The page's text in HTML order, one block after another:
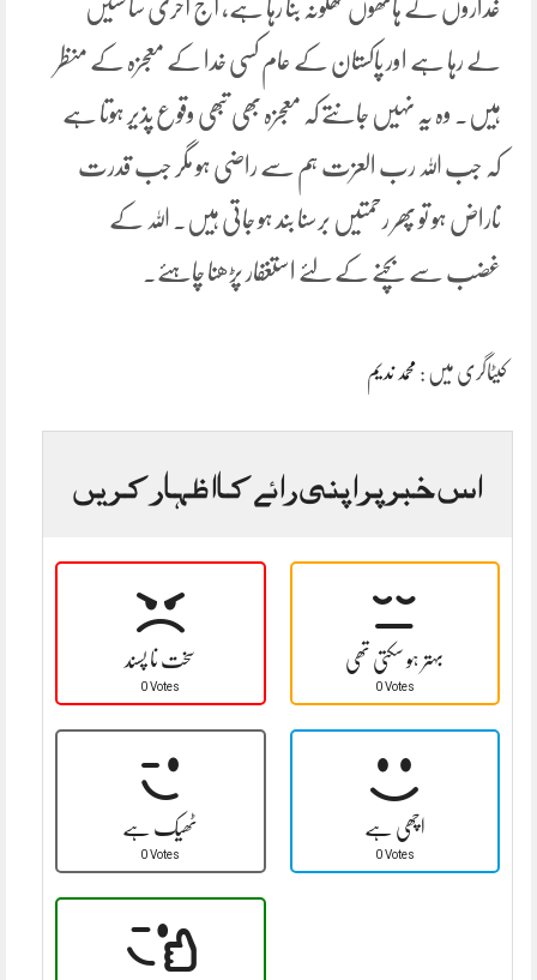
غداروں کے ہاتھوں کھلونہ بنا رہا ہے، آج آخری سانسیں
لے رہا ہے اور پاکستان کے عام کسی خدا کے معجزہ کے منظر
ہیں۔ وہ یہ نہیں جانتے کہ معجزہ بھی تبھی وقوع پذیر ہوتا ہے
کہ جب اللہ رب العزت ہم سے راضی ہو مگر جب قدرت
ناراض ہو تو پھر رحمتیں برسنا بند ہو جاتی ہیں۔ اللہ کے
غضب سے بچنے کے لئے استغفار پڑھنا چاہئے۔
کیٹاگری میں : محمد ندیم
اس خبر پر اپنی رائے کا اظہار کریں
سخت نا پسند
0 Votes
بہتر ہو سکتی تھی
0 Votes
ٹھیک ہے
0 Votes
اچھی ہے
0 Votes